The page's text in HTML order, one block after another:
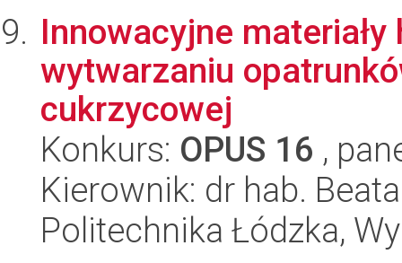
Innowacyjne
wytwarzaniu
cukrzycowej
Konkurs: OPUS 16 ,
Kierownik: dr hab.
Politechnika Łódzka,